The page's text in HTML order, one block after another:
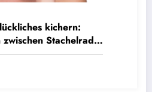
kichern:
Stachelrad-